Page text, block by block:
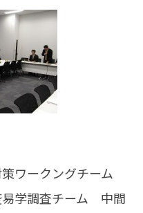
ワークングチーム
易学調査チーム 中間